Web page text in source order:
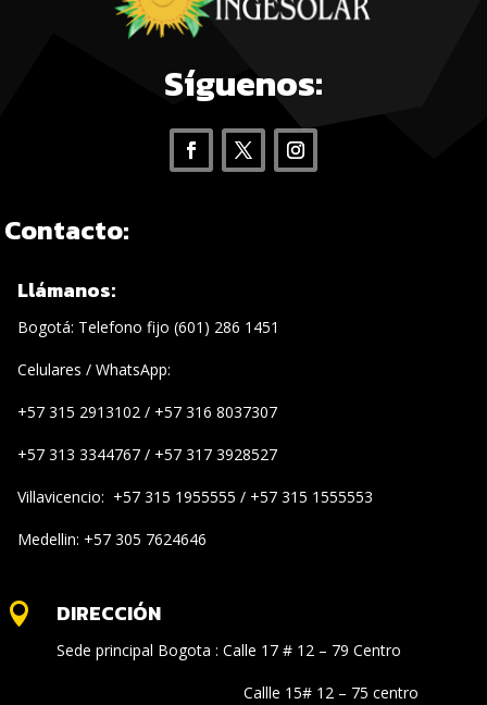
Síguenos:
Contacto:
Llámanos:
Bogotá: Telefono fijo (601) 286 1451
Celulares / WhatsApp:
+57 315 2913102 / +57 316 8037307
+57 313 3344767 / +57 317 3928527
Villavicencio: +57 315 1955555 / +57 315 1555553
Medellin: +57 305 7624646
 DIRECCIÓN
Sede principal Bogota : Calle 17 # 12 – 79 Centro
Callle 15# 12 – 75 centro